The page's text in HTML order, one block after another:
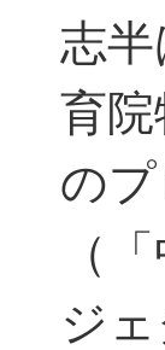
志
育
の
（
ジ